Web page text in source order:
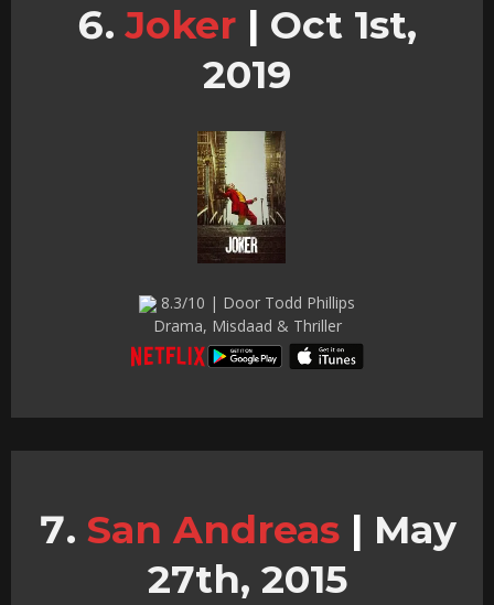
Joker | Oct 1st,
2019
8.3/10 | Door Todd Phillips
Drama, Misdaad & Thriller
San Andreas | May
27th, 2015